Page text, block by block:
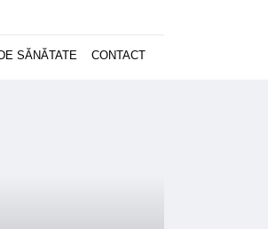
SĂNĂTATE CONTACT